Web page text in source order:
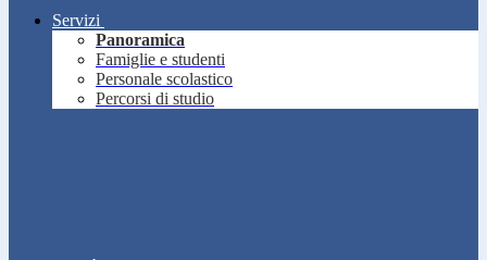
Servizi
Panoramica
Famiglie e studenti
Personale scolastico
Percorsi di studio